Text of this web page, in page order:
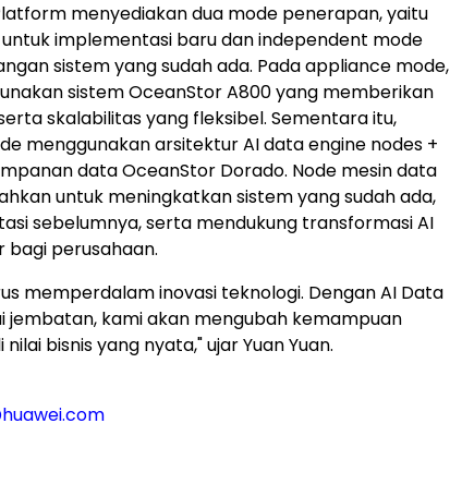
menyediakan dua mode penerapan, yaitu
implementasi baru dan independent mode
sistem yang sudah ada. Pada appliance mode,
sistem OceanStor A800 yang memberikan
skalabilitas yang fleksibel. Sementara itu,
menggunakan arsitektur AI data engine nodes +
data OceanStor Dorado. Node mesin data
untuk meningkatkan sistem yang sudah ada,
sebelumnya, serta mendukung transformasi AI
bagi perusahaan.
memperdalam inovasi teknologi. Dengan AI Data
jembatan, kami akan mengubah kemampuan
bisnis yang nyata," ujar Yuan Yuan.